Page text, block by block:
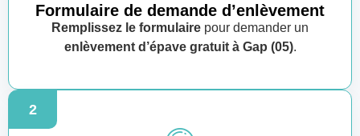
Formulaire de demande d’enlèvement
Remplissez le formulaire pour demander un
enlèvement d’épave gratuit à Gap (05).
2